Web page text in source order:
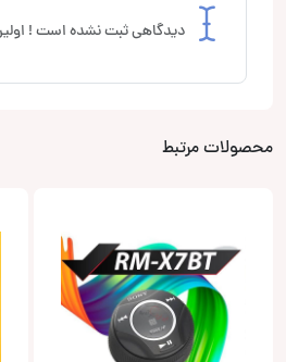
دیدگاهی ثبت نشده است !
محصولات مرتبط